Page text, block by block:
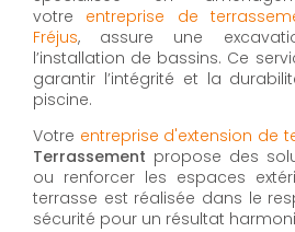
votre entreprise de
Fréjus, assure une
l’installation de bassins. Ce
garantir l’intégrité et la
piscine.
Votre entreprise d'extension de
Terrassement propose des
ou renforcer les espaces
terrasse est réalisée dans le
sécurité pour un résultat